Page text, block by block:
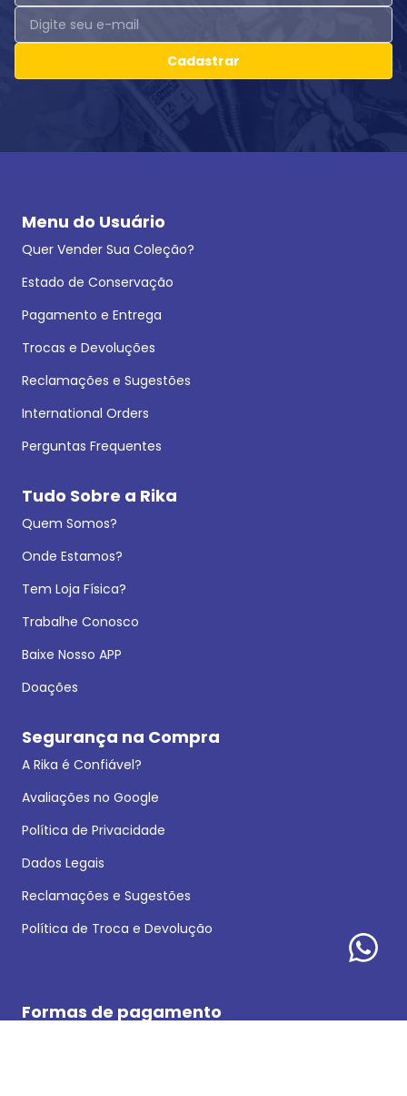
Cadastrar
Menu do Usuário
Quer Vender Sua Coleção?
Estado de Conservação
Pagamento e Entrega
Trocas e Devoluções
Reclamações e Sugestões
International Orders
Perguntas Frequentes
Tudo Sobre a Rika
Quem Somos?
Onde Estamos?
Tem Loja Física?
Trabalhe Conosco
Baixe Nosso APP
Doações
Segurança na Compra
A Rika é Confiável?
Avaliações no Google
Política de Privacidade
Dados Legais
Reclamações e Sugestões
Política de Troca e Devolução
Formas de pagamento